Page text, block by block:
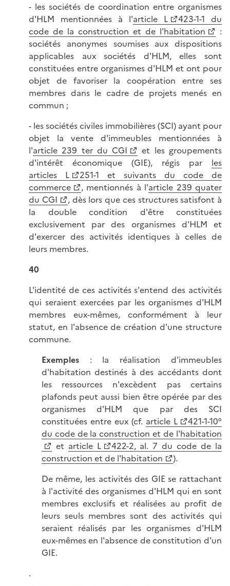
- les sociétés de coordination entre organismes
d'HLM mentionnées à l'article L
423-1-1 du
code de la construction et de l'habitation
:
sociétés anonymes soumises aux dispositions
applicables aux sociétés d'HLM, elles sont
constituées entre organismes d'HLM et ont pour
objet de favoriser la coopération entre ses
membres dans le cadre de projets menés en
commun ;
- les sociétés civiles immobilières (SCI) ayant pour
objet la vente d'immeubles mentionnées à
l'article 239 ter du CGI
et les groupements
d'intérêt économique (GIE), régis par les
articles L
251-1 et suivants du code de
commerce
, mentionnés à l'article 239 quater
du CGI
, dès lors que ces structures satisfont à
la double condition d'être constituées
exclusivement par des organismes d'HLM et
d'exercer des activités identiques à celles de
leurs membres.
40
L'identité de ces activités s'entend des activités
qui seraient exercées par les organismes d'HLM
membres eux-mêmes, conformément à leur
statut, en l'absence de création d'une structure
commune.
Exemples: la réalisation d'immeubles
d'habitation destinés à des accédants dont
les ressources n'excèdent pas certains
plafonds peut aussi bien être opérée par des
organismes d'HLM que par des SCI
constituées entre eux (cf. article L
421-1-10°
du code de la construction et de l'habitation
et article L
422-2, al. 7 du code de la
construction et de l'habitation
).
De même, les activités des GIE se rattachant
à l'activité des organismes d'HLM qui en sont
membres exclusifs et réalisées au profit de
leurs seuls membres sont des activités qui
seraient réalisés par les organismes d'HLM
eux-mêmes en l'absence de constitution d'un
GIE.
.